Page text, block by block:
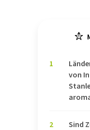
1
von
2
Sind